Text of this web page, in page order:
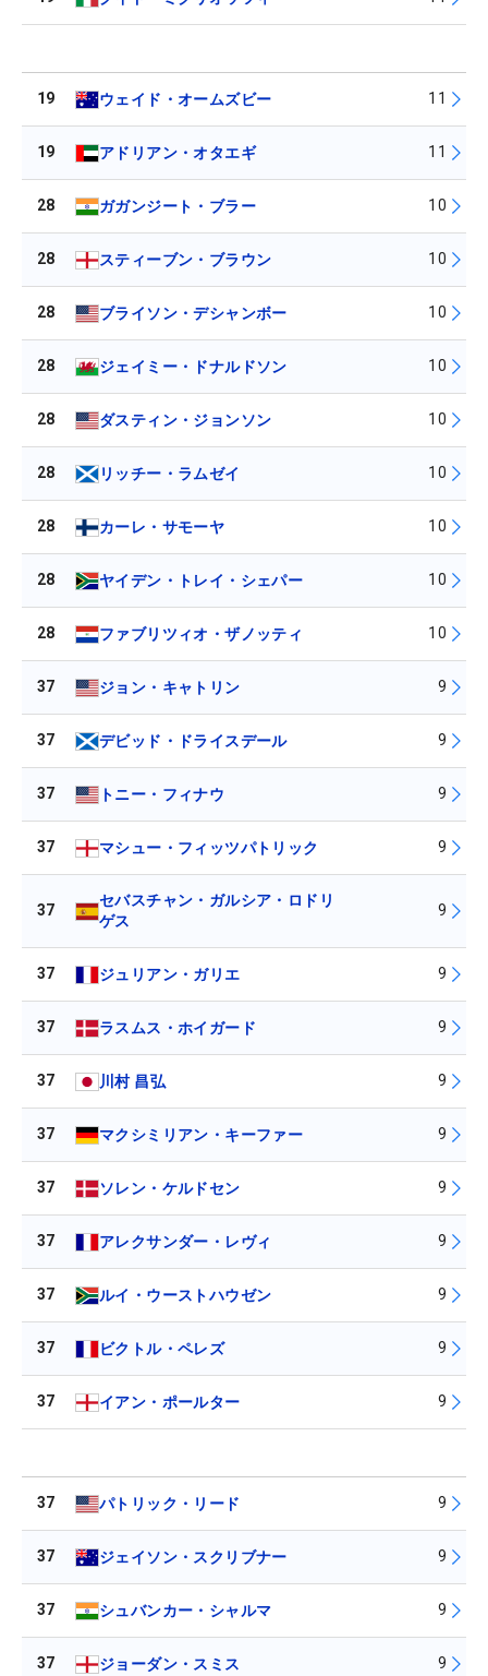
19 ウェイド・オームズビー 11
19 アドリアン・オタエギ 11
28 ガガンジート・ブラー 10
28 スティーブン・ブラウン 10
28 ブライソン・デシャンボー 10
28 ジェイミー・ドナルドソン 10
28 ダスティン・ジョンソン 10
28 リッチー・ラムゼイ 10
28 カーレ・サモーヤ 10
28 ヤイデン・トレイ・シェパー 10
28 ファブリツィオ・ザノッティ 10
37 ジョン・キャトリン 9
37 デビッド・ドライスデール 9
37 トニー・フィナウ 9
37 マシュー・フィッツパトリック 9
37
セバスチャン・ガルシア・ロドリ
ゲス
9
37 ジュリアン・ガリエ 9
37 ラスムス・ホイガード 9
37 川村 昌弘 9
37 マクシミリアン・キーファー 9
37 ソレン・ケルドセン 9
37 アレクサンダー・レヴィ 9
37 ルイ・ウーストハウゼン 9
37 ビクトル・ペレズ 9
37 イアン・ポールター 9
37 パトリック・リード 9
37 ジェイソン・スクリブナー 9
37 シュバンカー・シャルマ 9
37 ジョーダン・スミス 9